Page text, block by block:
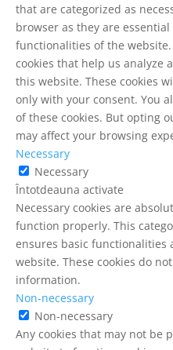
that are categorized as
browser as they are
functionalities of the
cookies that help us analyze
this website. These cookies
only with your consent. You
of these cookies. But opting
may affect your browsing
Necessary
Necessary
Întotdeauna activate
Necessary cookies are
function properly. This
ensures basic functionalities
website. These cookies do
information.
Non-necessary
Non-necessary
Any cookies that may not be